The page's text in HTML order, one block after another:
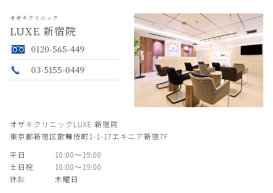
オザキクリニック
LUXE 新宿院
0120-565-449
03-5155-0449
オザキクリニックLUXE 新宿院
東京都新宿区歌舞伎町1-1-17エキニア新宿7F
平日
10:00〜19:00
土日祝
10:00〜19:00
休診
木曜日